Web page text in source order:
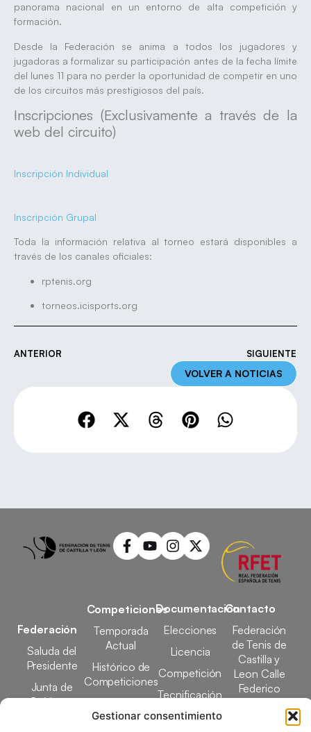
Gestionar consentimiento
panorama nacional en un entorno de alta competición y
formación.
Desde la Federación se anima a todos los jugadores y
jugadoras a formalizar su participación antes de la fecha límite
del lunes 11 para no perder la oportunidad de competir en uno
de los circuitos más prestigiosos del país.
Inscripciones (Exclusivamente a través de la
web del circuito)
Inscripción Individual
Inscripción Grupal
Toda la información relativa al torneo estará disponibles a
través de los canales oficiales:
rptenis.org
torneos.icisports.org
ANTERIOR SIGUIENTE
VOLVER A NOTICIAS
Federación
Saluda del
Presidente
Junta de
Gobierno
Competiciones
Temporada
Actual
Histórico de
Competiciones
Arbitrales
Documentación
Elecciones
Licencia
Competición
Tecnificación
Docencia
Contacto
Federación
de Tenis de
Castilla y
Leon Calle
Federico